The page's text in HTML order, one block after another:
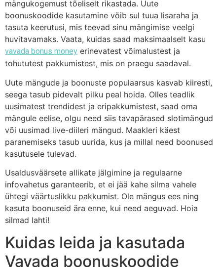
mängukogemust tõeliselt rikastada. Uute
boonuskoodide kasutamine võib sul tuua lisaraha ja
tasuta keerutusi, mis teevad sinu mängimise veelgi
huvitavamaks. Vaata, kuidas saad maksimaalselt kasu
vavada bonus money erinevatest võimalustest ja
tohututest pakkumistest, mis on praegu saadaval.
Uute mängude ja boonuste populaarsus kasvab kiiresti,
seega tasub pidevalt pilku peal hoida. Olles teadlik
uusimatest trendidest ja eripakkumistest, saad oma
mängule eelise, olgu need siis tavapärased slotimängud
või uusimad live-diileri mängud. Maakleri käest
paranemiseks tasub uurida, kus ja millal need boonused
kasutusele tulevad.
Usaldusväärsete allikate jälgimine ja regulaarne
infovahetus garanteerib, et ei jää kahe silma vahele
ühtegi väärtuslikku pakkumist. Ole mängus ees ning
kasuta boonuseid ära enne, kui need aeguvad. Hoia
silmad lahti!
Kuidas leida ja kasutada
Vavada boonuskoodide